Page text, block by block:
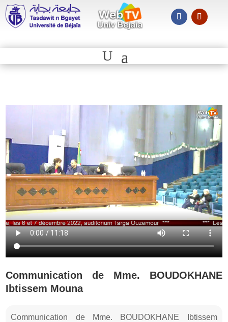
Communication de Mme. BOUDOKHANE
Ibtissem Mouna
Communication de Mme. BOUDOKHANE Ibtissem